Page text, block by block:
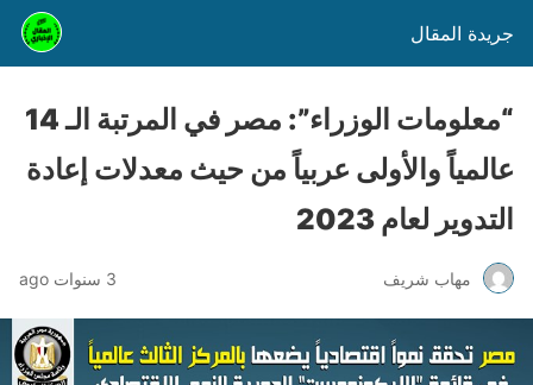
جريدة المقال
“معلومات الوزراء”: مصر في المرتبة الـ 14
عالمياً والأولى عربياً من حيث معدلات إعادة
التدوير لعام 2023
مهاب شريف 3 سنوات ago